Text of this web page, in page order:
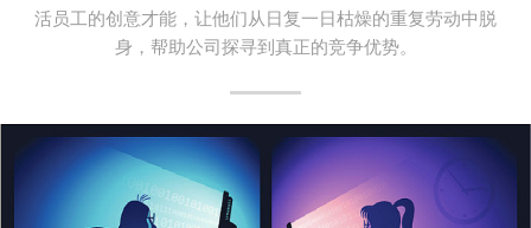
活员工的创意才能，让他们从日复一日枯燥的重复劳动中脱
身，帮助公司探寻到真正的竞争优势。